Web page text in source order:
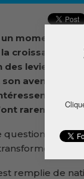
moment
croissance
des leviers
avenir. Les
de
rarement
question
cette
remplie de